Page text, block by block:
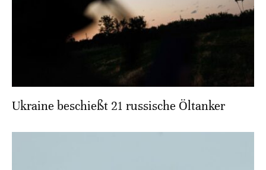
Ukraine beschießt 21 russische Öltanker